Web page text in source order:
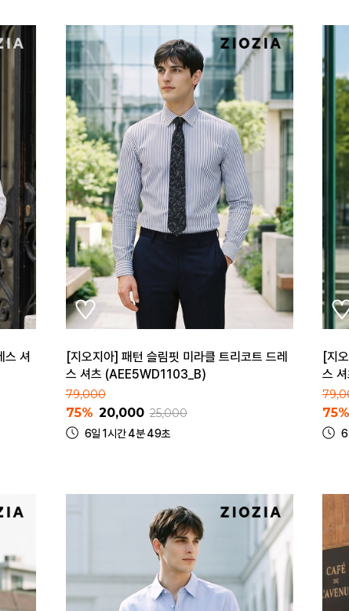
스 셔
[지오지아] 패턴 슬림핏 미라클 트리코트 드레
스 셔츠 (AEE5WD1103_B)
79,000
75% 20,000 25,000
6일 1시간 4분 49초
[지
스
75%
6